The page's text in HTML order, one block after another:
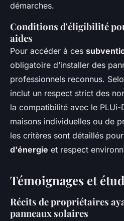
démarches.
Conditions d'éligibilité
aides
Pour accéder à ces
obligatoire d’installer des
professionnels reconnus.
inclut un respect strict des
la compatibilité avec le
maisons individuelles ou de
les critères sont détaillés
d'énergie et respect
Témoignages et
Récits de propriétaires
panneaux solaires